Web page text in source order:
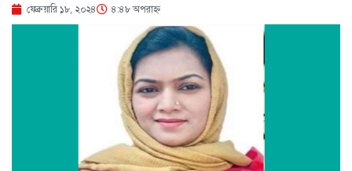
ফেব্রুয়ারি ১৮, ২০২৪ ৪:৪৮ অপরাহ্ণ